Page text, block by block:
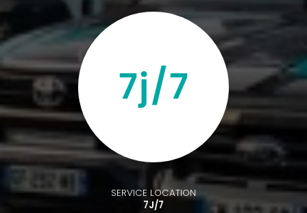
SERVICE LOCATION
7J/7